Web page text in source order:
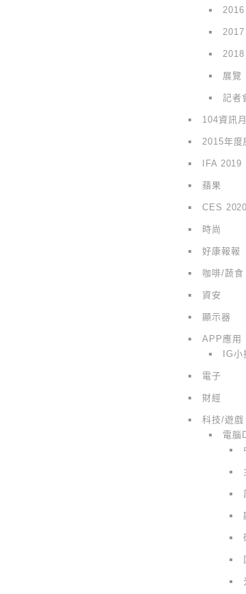
展覽
記者
104資訊
2015年度
IFA 2019
蘋果
CES 2020
時尚
好康報報
咖啡/蔬食
資安
顯示器
APP應用
IG小
電子
財經
科技/遊戲
電腦